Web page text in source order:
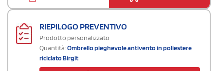
RIEPILOGO PREVENTIVO
Prodotto personalizzato
Quantità:Ombrello pieghevole antivento in poliestere
riciclato Birgit